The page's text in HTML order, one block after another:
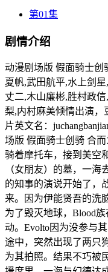
第01集
剧情介绍
动漫剧场版 假面骑士创
夏帆,武田航平,水上剑
丈二,木山廉彬,胜村政
梨,内村麻美倾情出演，
片英文名：
场版 假面骑士创骑 合
骑着摩托车，接到美空
（女朋友）的墓，一
的知事的演说开始了，
来。因为伊能贤吾的洗
为了毁灭地球，Blood
动。Evolto因为没参与
途中，突然出现了两只
为其拍照。结果不巧被